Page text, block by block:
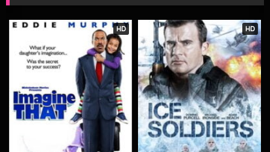
HD HD